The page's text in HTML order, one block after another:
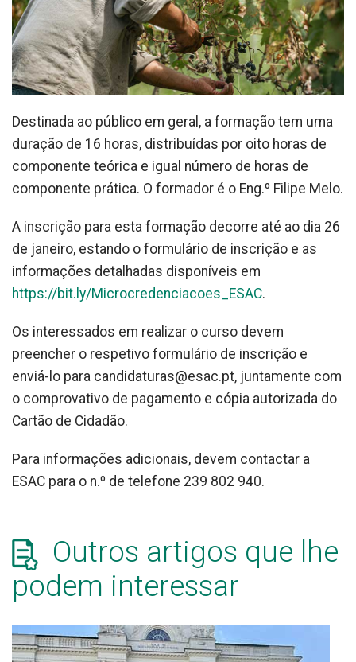
Destinada ao público em geral, a formação tem uma
duração de 16 horas, distribuídas por oito horas de
componente teórica e igual número de horas de
componente prática. O formador é o Eng.º Filipe Melo.
A inscrição para esta formação decorre até ao dia 26
de janeiro, estando o formulário de inscrição e as
informações detalhadas disponíveis em
https://bit.ly/Microcredenciacoes_ESAC.
Os interessados em realizar o curso devem
preencher o respetivo formulário de inscrição e
enviá-lo para candidaturas@esac.pt, juntamente com
o comprovativo de pagamento e cópia autorizada do
Cartão de Cidadão.
Para informações adicionais, devem contactar a
ESAC para o n.º de telefone 239 802 940.
Outros artigos que lhe
podem interessar